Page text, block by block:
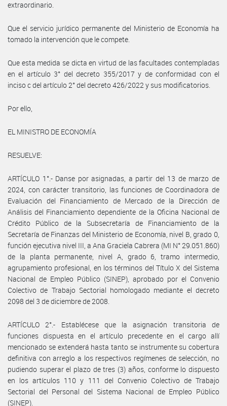
extraordinario.
Que el servicio jurídico permanente del Ministerio de Economía ha
tomado la intervención que le compete.
Que esta medida se dicta en virtud de las facultades contempladas
en el artículo 3° del decreto 355/2017 y de conformidad con el
inciso c del artículo 2° del decreto 426/2022 y sus modificatorios.
Por ello,
EL MINISTRO DE ECONOMÍA
RESUELVE:
ARTÍCULO 1°.- Danse por asignadas, a partir del 13 de marzo de
2024, con carácter transitorio, las funciones de Coordinadora de
Evaluación del Financiamiento de Mercado de la Dirección de
Análisis del Financiamiento dependiente de la Oficina Nacional de
Crédito Público de la Subsecretaría de Financiamiento de la
Secretaría de Finanzas del Ministerio de Economía, nivel B, grado 0,
función ejecutiva nivel III, a Ana Graciela Cabrera (MI N° 29.051.860)
de la planta permanente, nivel A, grado 6, tramo intermedio,
agrupamiento profesional, en los términos del Título X del Sistema
Nacional de Empleo Público (SINEP), aprobado por el Convenio
Colectivo de Trabajo Sectorial homologado mediante el decreto
2098 del 3 de diciembre de 2008.
ARTÍCULO 2°.- Establécese que la asignación transitoria de
funciones dispuesta en el artículo precedente en el cargo allí
mencionado se extenderá hasta tanto se instrumente su cobertura
definitiva con arreglo a los respectivos regímenes de selección, no
pudiendo superar el plazo de tres (3) años, conforme lo dispuesto
en los artículos 110 y 111 del Convenio Colectivo de Trabajo
Sectorial del Personal del Sistema Nacional de Empleo Público
(SINEP).